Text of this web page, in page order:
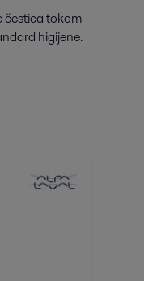
čestica tokom
higijene.